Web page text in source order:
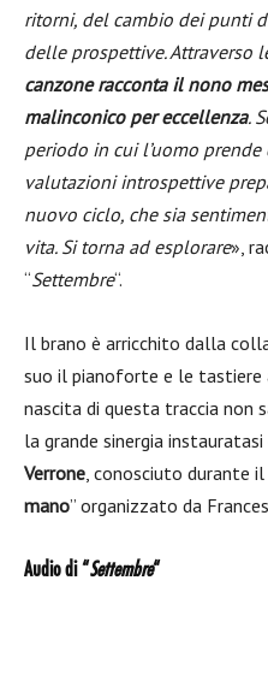
ritorni, del cambio dei punti
delle prospettive. Attraverso
canzone racconta il nono
malinconico per eccellenza.
periodo in cui l’uomo
valutazioni introspettive
nuovo ciclo, che sia
vita. Si torna ad esplorare»,
“Settembre“.
Il brano è arricchito dalla
suo il pianoforte e le tastiere
nascita di questa traccia non
la grande sinergia
Verrone, conosciuto durante il
mano” organizzato da
Audio di “Settembre“